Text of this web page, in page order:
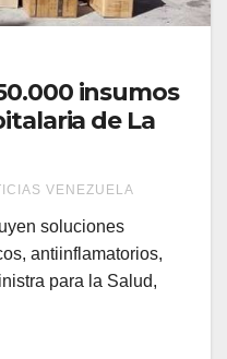
insumos
de La
VENEZUELA
soluciones
antiinflamatorios,
para la Salud,